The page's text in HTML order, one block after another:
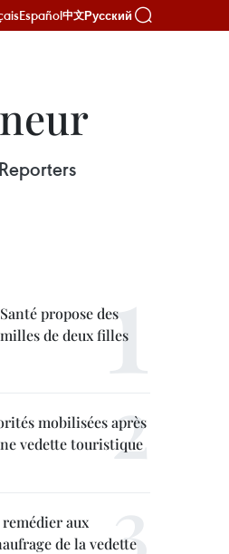
Español中文Русский
propose des
de deux filles
mobilisées après
vedette touristique
aux
de la vedette